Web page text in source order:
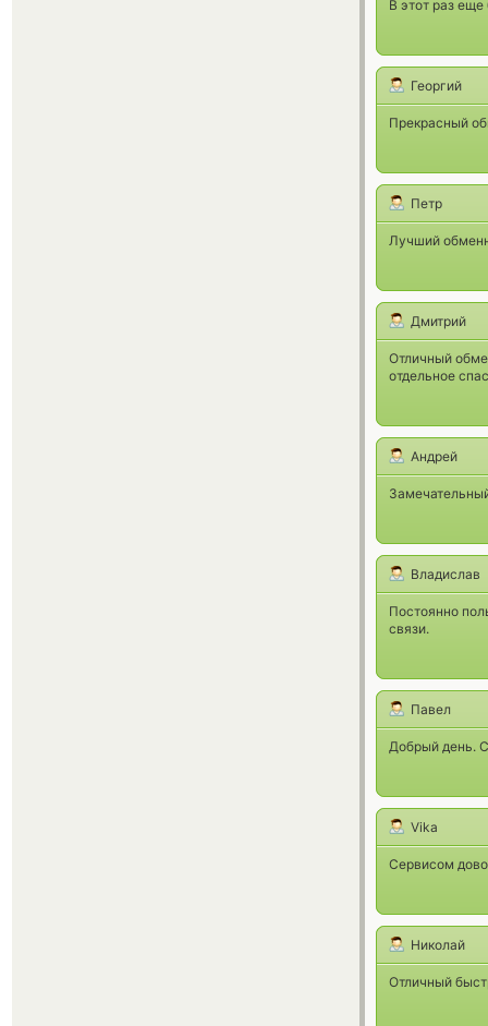
В этот раз
Георгий
Прекрасный
Петр
Лучший
Дмитрий
Отличный
отдельное
Андрей
Владислав
Постоянно
связи.
Павел
Добрый день.
Vika
Сервисом
Николай
Отличный